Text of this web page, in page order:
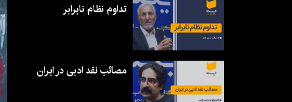
تداوم نظام نابرابر
مصائب نقد ادبی در ایران